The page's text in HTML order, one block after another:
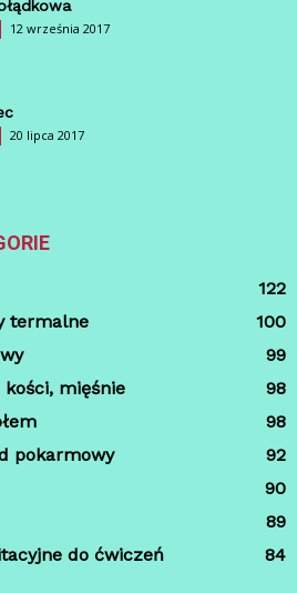
12 września 2017
20 lipca 2017
122
termalne
100
99
mięśnie
98
98
pokarmowy
92
90
89
do ćwiczeń
84